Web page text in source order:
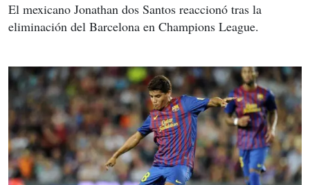
El mexicano Jonathan dos Santos reaccionó tras la
eliminación del Barcelona en Champions League.